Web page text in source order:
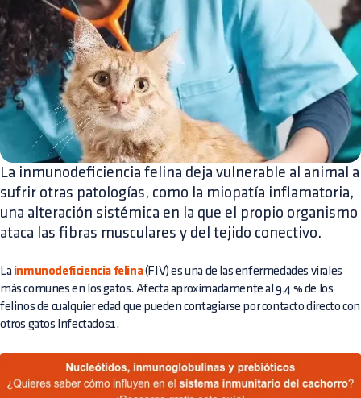
La inmunodeficiencia felina deja vulnerable al animal a
sufrir otras patologías, como la miopatía inflamatoria,
una alteración sistémica en la que el propio organismo
ataca las fibras musculares y del tejido conectivo.
La inmunodeficiencia felina(FIV) es una de las enfermedades virales
más comunes en los gatos. Afecta aproximadamente al 9,4 % de los
felinos de cualquier edad que pueden contagiarse por contacto directo con
otros gatos infectados1.